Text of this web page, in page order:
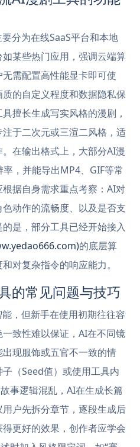
分为在线SaaS平台和本地
某些热门应用，强调云端算
需配置高性能显卡即可使
的自定义程度和数据隐私保
擅长生成写实风格的漫剧，
于二次元或三渲二风格，适
在输出格式上，大部分AI漫
，并能导出MP4、GIF等常
据自身需求重点考察：AI对
动作的流畅度、以及是否支
是，部分工具已经开始接入
的底层算
对复杂指令的响应能力。
的常见问题与技巧
，但新手在使用初期往往容
致性难以保证，AI在不同镜
现服饰或五官不一致的情
（Seed值）或使用工具内
事逻辑混乱，AI在生成长篇
户先拆分章节，逐段生成后
更好的效果，创作者应学会